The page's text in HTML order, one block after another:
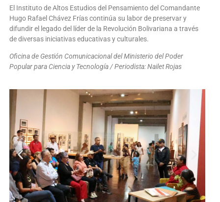
El Instituto de Altos Estudios del Pensamiento del Comandante
Hugo Rafael Chávez Frías continúa su labor de preservar y
difundir el legado del líder de la Revolución Bolivariana a través
de diversas iniciativas educativas y culturales.
Oficina de Gestión Comunicacional del Ministerio del Poder
Popular para Ciencia y Tecnología / Periodista: Nailet Rojas